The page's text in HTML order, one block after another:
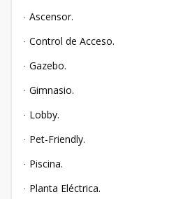
· Ascensor.
· Control de Acceso.
· Gazebo.
· Gimnasio.
· Lobby.
· Pet-Friendly.
· Piscina.
· Planta Eléctrica.